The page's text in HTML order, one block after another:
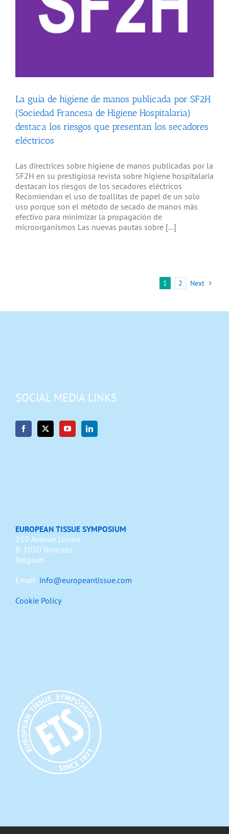
La guía de higiene de manos publicada por SF2H
(Sociedad Francesa de Higiene Hospitalaria)
destaca los riesgos que presentan los secadores
eléctricos
Las directrices sobre higiene de manos publicadas por la
SF2H en su prestigiosa revista sobre higiene hospitalaria
destacan los riesgos de los secadores eléctricos
Recomiendan el uso de toallitas de papel de un solo
uso porque son el método de secado de manos más
efectivo para minimizar la propagación de
microorganismos Las nuevas pautas sobre [...]
1 2 Next
SOCIAL MEDIA LINKS
EUROPEAN TISSUE SYMPOSIUM
250 Avenue Louise
B-1050 Brussels
Belgium
Email: info@europeantissue.com
Cookie Policy